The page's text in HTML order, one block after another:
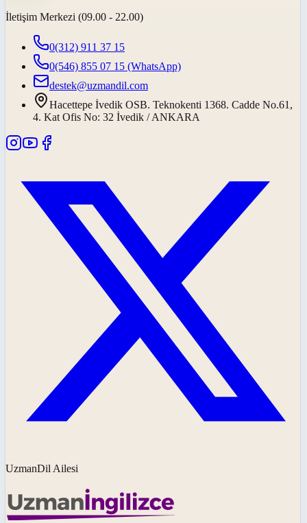
İletişim Merkezi (09.00 - 22.00)
0(312) 911 37 15
0(546) 855 07 15 (WhatsApp)
destek@uzmandil.com
Hacettepe İvedik OSB. Teknokenti 1368. Cadde No.61,
4. Kat Ofis No: 32 İvedik / ANKARA
UzmanDil Ailesi